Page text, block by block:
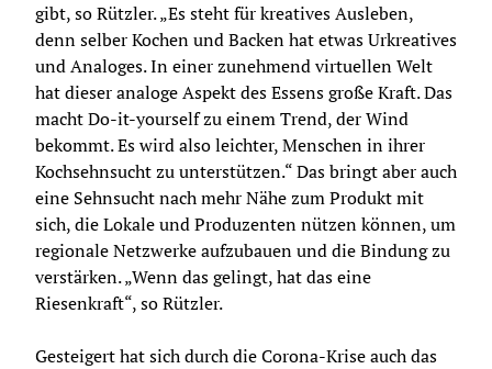
gibt, so Rützler. „Es steht für kreatives Ausleben,
denn selber Kochen und Backen hat etwas Urkreatives
und Analoges. In einer zunehmend virtuellen Welt
hat dieser analoge Aspekt des Essens große Kraft. Das
macht Do-it-yourself zu einem Trend, der Wind
bekommt. Es wird also leichter, Menschen in ihrer
Kochsehnsucht zu unterstützen.“ Das bringt aber auch
eine Sehnsucht nach mehr Nähe zum Produkt mit
sich, die Lokale und Produzenten nützen können, um
regionale Netzwerke aufzubauen und die Bindung zu
verstärken. „Wenn das gelingt, hat das eine
Riesenkraft“, so Rützler.
Gesteigert hat sich durch die Corona-Krise auch das